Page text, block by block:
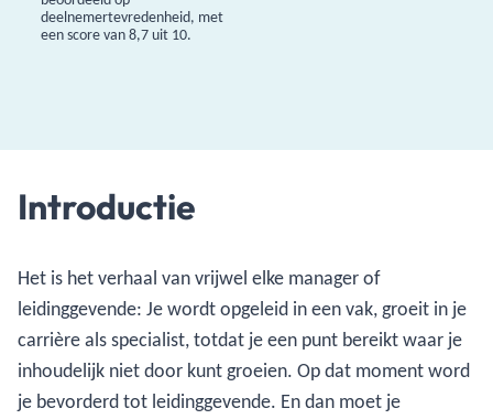
deelnemertevredenheid, met
een score van 8,7 uit 10.
Introductie
Het is het verhaal van vrijwel elke manager of
leidinggevende: Je wordt opgeleid in een vak, groeit in je
carrière als specialist, totdat je een punt bereikt waar je
inhoudelijk niet door kunt groeien. Op dat moment word
je bevorderd tot leidinggevende. En dan moet je